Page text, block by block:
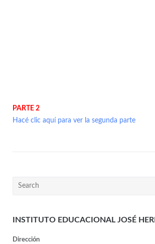
PARTE 2
Hacé clic aquí para ver la segunda parte
INSTITUTO EDUCACIONAL JOSÉ
Dirección